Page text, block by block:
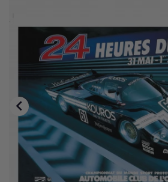
